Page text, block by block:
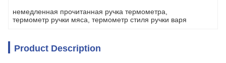
немедленная прочитанная ручка термометра
термометр ручки мяса термометр стиля ручки варя
Product Description